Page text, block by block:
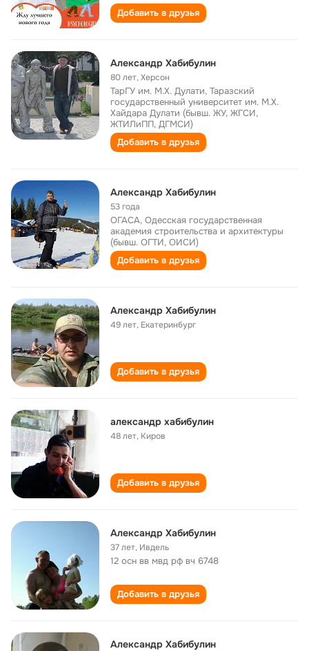
Добавить в друзья
Александр Хабибулин
80 лет,Херсон
ТарГУ им. М.Х. Дулати, Таразский
государственный университет им. М.Х.
Хайдара Дулати (бывш. ЖУ, ЖГСИ,
ЖТИЛиПП, ДГМСИ)
Добавить в друзья
Александр Хабибулин
53 года
ОГАСА, Одесская государственная
академия строительства и архитектуры
(бывш. ОГТИ, ОИСИ)
Добавить в друзья
Александр Хабибулин
49 лет, Екатеринбург
Добавить в друзья
александр хабибулин
48 лет, Киров
Добавить в друзья
Александр Хабибулин
37 лет, Ивдель
12 осн вв мвд рф вч 6748
Добавить в друзья
Александр Хабибулин